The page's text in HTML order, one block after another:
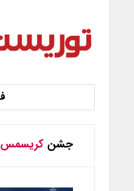
جشن کریسمس